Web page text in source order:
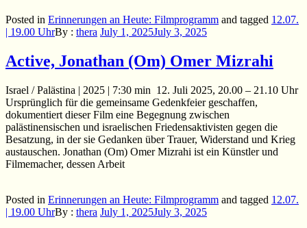
Posted in Erinnerungen an Heute: Filmprogramm and tagged 12.07.
| 19.00 UhrBy : thera July 1, 2025July 3, 2025
Active, Jonathan (Om) Omer Mizrahi
Israel / Palästina | 2025 | 7:30 min 12. Juli 2025, 20.00 – 21.10 Uhr
Ursprünglich für die gemeinsame Gedenkfeier geschaffen,
dokumentiert dieser Film eine Begegnung zwischen
palästinensischen und israelischen Friedensaktivisten gegen die
Besatzung, in der sie Gedanken über Trauer, Widerstand und Krieg
austauschen. Jonathan (Om) Omer Mizrahi ist ein Künstler und
Filmemacher, dessen Arbeit
Posted in Erinnerungen an Heute: Filmprogramm and tagged 12.07.
| 19.00 UhrBy : thera July 1, 2025July 3, 2025